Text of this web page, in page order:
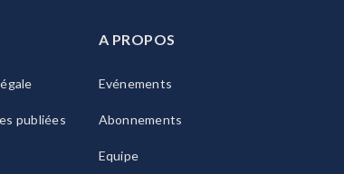
publiées
A PROPOS
Evénements
Abonnements
Equipe